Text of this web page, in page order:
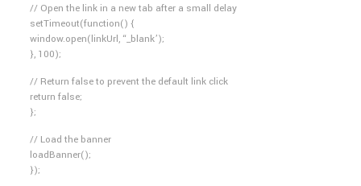
// Open the link in a new tab after a small delay
setTimeout(function() {
window.open(linkUrl, “_blank’);
}, 100);
// Return false to prevent the default link click
return false;
};
// Load the banner
loadBanner();
});